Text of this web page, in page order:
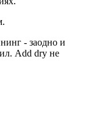
- заодно и
Add dry не